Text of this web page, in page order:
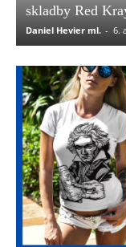
skladby Red
Daniel Hevier ml. - 6.